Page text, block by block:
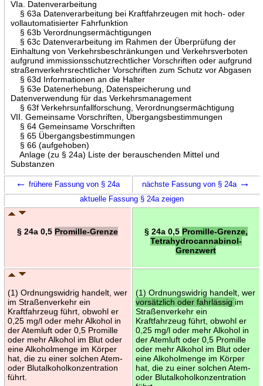
VIa. Datenverarbeitung
§ 63a Datenverarbeitung bei Kraftfahrzeugen mit hoch- oder
vollautomatisierter Fahrfunktion
§ 63b Verordnungsermächtigungen
§ 63c Datenverarbeitung im Rahmen der Überprüfung der
Einhaltung von Verkehrsbeschränkungen und Verkehrsverboten
aufgrund immissionsschutzrechtlicher Vorschriften oder aufgrund
straßenverkehrsrechtlicher Vorschriften zum Schutz vor Abgasen
§ 63d Informationen an die Halter
§ 63e Datenerhebung, Datenspeicherung und
Datenverwendung für das Verkehrsmanagement
§ 63f Verkehrsunfallforschung, Verordnungsermächtigung
VII. Gemeinsame Vorschriften, Übergangsbestimmungen
§ 64 Gemeinsame Vorschriften
§ 65 Übergangsbestimmungen
§ 66 (aufgehoben)
Anlage (zu § 24a) Liste der berauschenden Mittel und
Substanzen
← frühere Fassung von § 24a nächste Fassung von § 24a →
aktuelle Fassung § 24a zeigen
§ 24a 0,5 Promille-Grenze § 24a 0,5 Promille-Grenze,
Tetrahydrocannabinol-
Grenzwert
(1) Ordnungswidrig handelt, wer
im Straßenverkehr ein
Kraftfahrzeug führt, obwohl er
0,25 mg/l oder mehr Alkohol in
der Atemluft oder 0,5 Promille
oder mehr Alkohol im Blut oder
eine Alkoholmenge im Körper
hat, die zu einer solchen Atem-
oder Blutalkoholkonzentration
führt.
(1) Ordnungswidrig handelt, wer
vorsätzlich oder fahrlässig im
Straßenverkehr ein
Kraftfahrzeug führt, obwohl er
0,25 mg/l oder mehr Alkohol in
der Atemluft oder 0,5 Promille
oder mehr Alkohol im Blut oder
eine Alkoholmenge im Körper
hat, die zu einer solchen Atem-
oder Blutalkoholkonzentration